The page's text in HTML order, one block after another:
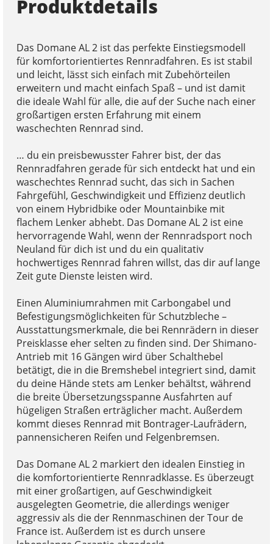
Produktdetails
Das Domane AL 2 ist das perfekte Einstiegsmodell
für komfortorientiertes Rennradfahren. Es ist stabil
und leicht, lässt sich einfach mit Zubehörteilen
erweitern und macht einfach Spaß – und ist damit
die ideale Wahl für alle, die auf der Suche nach einer
großartigen ersten Erfahrung mit einem
waschechten Rennrad sind.
… du ein preisbewusster Fahrer bist, der das
Rennradfahren gerade für sich entdeckt hat und ein
waschechtes Rennrad sucht, das sich in Sachen
Fahrgefühl, Geschwindigkeit und Effizienz deutlich
von einem Hybridbike oder Mountainbike mit
flachem Lenker abhebt. Das Domane AL 2 ist eine
hervorragende Wahl, wenn der Rennradsport noch
Neuland für dich ist und du ein qualitativ
hochwertiges Rennrad fahren willst, das dir auf lange
Zeit gute Dienste leisten wird.
Einen Aluminiumrahmen mit Carbongabel und
Befestigungsmöglichkeiten für Schutzbleche –
Ausstattungsmerkmale, die bei Rennrädern in dieser
Preisklasse eher selten zu finden sind. Der Shimano-
Antrieb mit 16 Gängen wird über Schalthebel
betätigt, die in die Bremshebel integriert sind, damit
du deine Hände stets am Lenker behältst, während
die breite Übersetzungsspanne Ausfahrten auf
hügeligen Straßen erträglicher macht. Außerdem
kommt dieses Rennrad mit Bontrager-Laufrädern,
pannensicheren Reifen und Felgenbremsen.
Das Domane AL 2 markiert den idealen Einstieg in
die komfortorientierte Rennradklasse. Es überzeugt
mit einer großartigen, auf Geschwindigkeit
ausgelegten Geometrie, die allerdings weniger
aggressiv als die der Rennmaschinen der Tour de
France ist. Außerdem ist es durch unsere